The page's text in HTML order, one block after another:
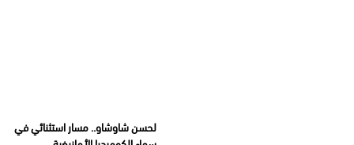
لحسن شاوشاو.. مسار استثنائي في